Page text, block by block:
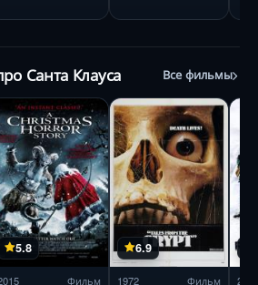
Санта Клауса Все фильмы
5.8
Фильм
6.9
1972 Фильм 2010